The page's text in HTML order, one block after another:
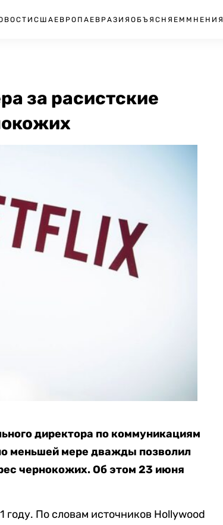
США ЕВРОПА ЕВРАЗИЯ ОБЪЯСНЯЕМ МНЕНИЯ
за расистские
директора по коммуникациям
меньшей мере дважды позволил
чернокожих. Об этом 23 июня
году. По словам источников Hollywood